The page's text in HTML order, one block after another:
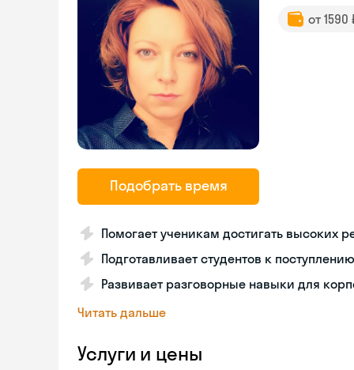
Подобрать время
от
Помогает ученикам достигать высоких
Подготавливает студентов к
Развивает разговорные навыки для
Читать дальше
Услуги и цены